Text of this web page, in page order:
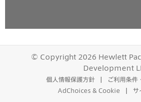
© Copyright 2026 Hewlett
Development
個人情報保護方針
ご利用条件
AdChoices & Cookie
サ